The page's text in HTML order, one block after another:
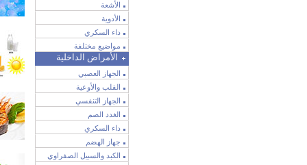
الأشعة
الأدوية
داء السكري
مواضيع مختلفة
الأمراض الداخلية
الجهاز العصبي
القلب والأوعية
الجهاز التنفسي
الغدد الصم
داء السكري
جهاز الهضم
الكبد والسبيل الصفراوي